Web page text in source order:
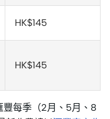
HK$145
HK$145
豐每季（2月、5月、8